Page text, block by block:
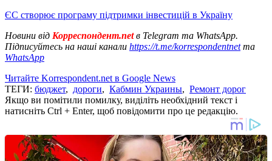
ЄС створює програму підтримки інвестицій в Україну
Новини від Корреспондент.netв Telegram та WhatsApp.
Підписуйтесь на наші канали https://t.me/korrespondentnetта
WhatsApp
Читайте Korrespondent.net в Google News
ТЕГИ: бюджет, дороги, Кабмин Украины, Ремонт дорог
Якщо ви помітили помилку, виділіть необхідний текст і
натисніть Ctrl + Enter, щоб повідомити про це редакцію.